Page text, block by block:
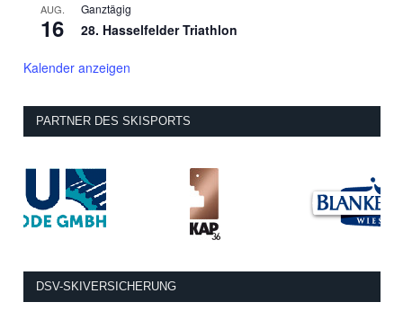
AUG.
16
Ganztägig
28. Hasselfelder Triathlon
Kalender anzeigen
PARTNER DES SKISPORTS
DSV-SKIVERSICHERUNG